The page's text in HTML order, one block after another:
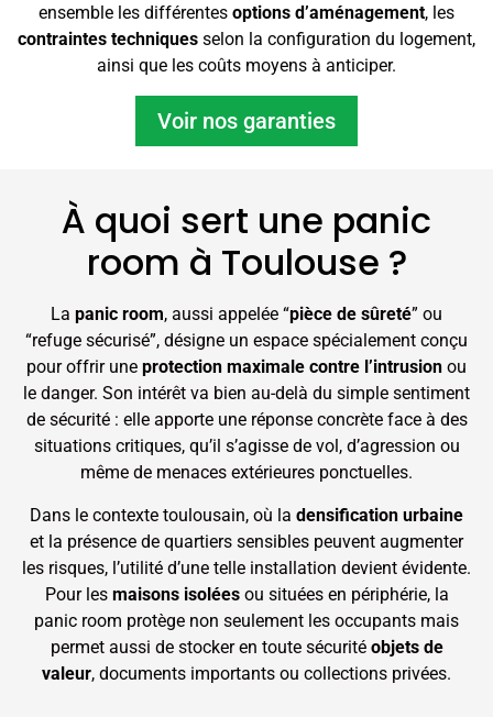
ensemble les différentes options d’aménagement, les
contraintes techniques selon la configuration du logement,
ainsi que les coûts moyens à anticiper.
Voir nos garanties
À quoi sert une panic
room à Toulouse ?
La panic room, aussi appelée “pièce de sûreté” ou
“refuge sécurisé”, désigne un espace spécialement conçu
pour offrir une protection maximale contre l’intrusion ou
le danger. Son intérêt va bien au-delà du simple sentiment
de sécurité : elle apporte une réponse concrète face à des
situations critiques, qu’il s’agisse de vol, d’agression ou
même de menaces extérieures ponctuelles.
Dans le contexte toulousain, où la densification urbaine
et la présence de quartiers sensibles peuvent augmenter
les risques, l’utilité d’une telle installation devient évidente.
Pour les maisons isoléesou situées en périphérie, la
panic room protège non seulement les occupants mais
permet aussi de stocker en toute sécurité objets de
valeur, documents importants ou collections privées.